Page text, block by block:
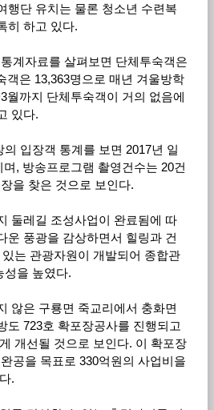
행단 유치는 물론 청소년 수련복
히 하고 있다.
계자료를 살펴보면 단체투숙객은
객은 13,363명으로 매년 겨울방학
월까지 단체투숙객이 거의 없음에
있다.
입장객 통계를 보면 2017년 일
, 방송프로그램 촬영건수는 20건
을 찾은 것으로 보인다.
둘레길 조성사업이 완료됨에 따
운 풍광을 감상하면서 힐링과 건
는 관광자원이 개발되어 종합관
성을 높였다.
않은 구룡면 죽교리에서 충화면
도 723호 확포장공사를 진행되고
개선될 것으로 보인다. 이 확포장
공을 목표로 330억원의 사업비을
.